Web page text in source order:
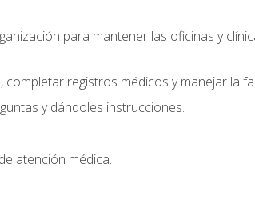
para mantener las oficinas y
registros médicos y manejar la
y dándoles instrucciones.
atención médica.